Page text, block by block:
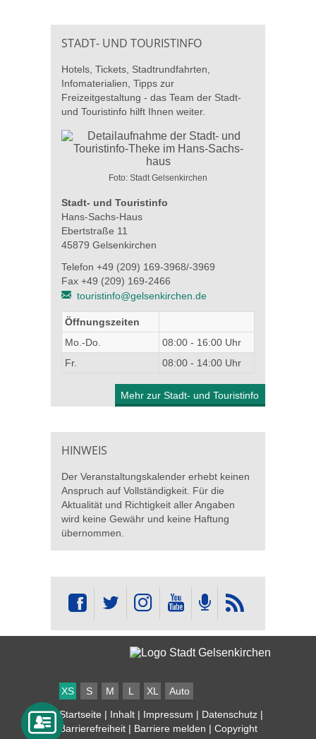
STADT- UND TOURISTINFO
Hotels, Tickets, Stadtrundfahrten,
Infomaterialien, Tipps zur
Freizeitgestaltung - das Team der Stadt-
und Touristinfo hilft Ihnen weiter.
Foto: Stadt Gelsenkirchen
Stadt- und Touristinfo
Hans-Sachs-Haus
Ebertstraße 11
45879 Gelsenkirchen
Telefon +49 (209) 169-3968/-3969
Fax +49 (209) 169-2466
touristinfo@gelsenkirchen.de
Öffnungszeiten
Mo.-Do.
08:00 - 16:00 Uhr
Fr.
08:00 - 14:00 Uhr
Mehr zur Stadt- und Touristinfo
HINWEIS
Der Veranstaltungskalender erhebt keinen
Anspruch auf Vollständigkeit. Für die
Aktualität und Richtigkeit aller Angaben
wird keine Gewähr und keine Haftung
übernommen.
XS S M L XL Auto
Startseite | Inhalt | Impressum | Datenschutz |
Barrierefreiheit | Barriere melden | Copyright